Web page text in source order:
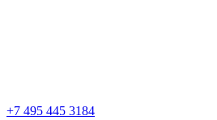
+7 495 445 3184